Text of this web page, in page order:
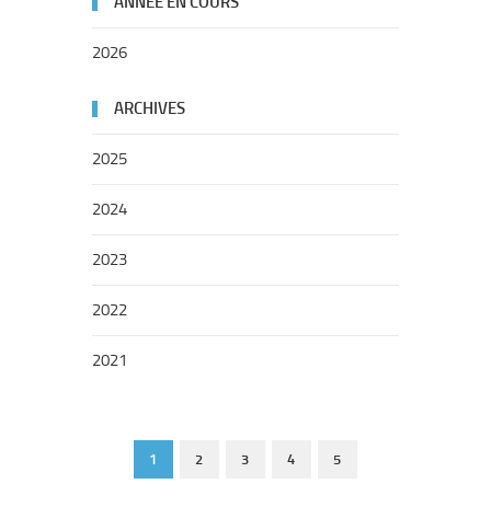
2026
ARCHIVES
2025
2024
2023
2022
2021
1 2 3 4 5